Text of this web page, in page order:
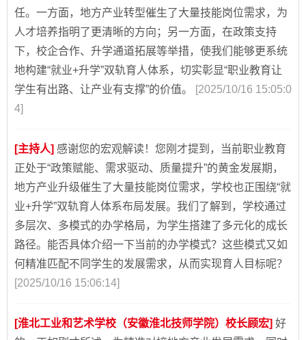
任。一方面，地方产业转型催生了大量技能岗位需求，为
人才培养指明了更清晰的方向；另一方面，在政策支持
下，校企合作、升学通道拓展等举措，使我们能够更系统
地构建“就业+升学”双轨育人体系，切实彰显“职业教育让
学生有出路、让产业有支撑”的价值。
[2025/10/16 15:05:0
4]
[主持人] 感谢您的宏观解读！您刚才提到，当前职业教育
正处于“政策赋能、需求驱动、质量提升”的黄金发展期，
地方产业升级催生了大量技能岗位需求，学校也正围绕“就
业+升学”双轨育人体系布局发展。我们了解到，学校通过
多层次、多模式的办学格局，为学生搭建了多元化的成长
路径。能否具体介绍一下当前的办学模式？这些模式又如
何精准匹配不同学生的发展需求，从而实现育人目标呢？
[2025/10/16 15:06:14]
[淮北工业和艺术学校（安徽淮北技师学院）校长顾宏] 好